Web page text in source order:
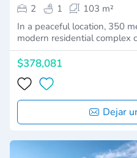
2
1
103 m²
In a peaceful location, 350
modern residential complex
$378,081
Dejar